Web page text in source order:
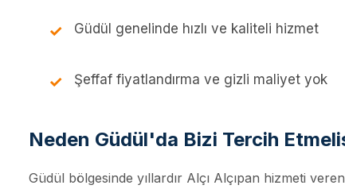
Güdül genelinde hızlı ve kaliteli hizmet
Şeffaf fiyatlandırma ve gizli maliyet yok
Neden Güdül'da Bizi Tercih
Güdül bölgesinde yıllardır Alçı Alçıpan hizmeti